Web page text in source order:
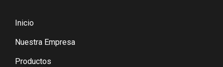
Inicio
Nuestra Empresa
Productos